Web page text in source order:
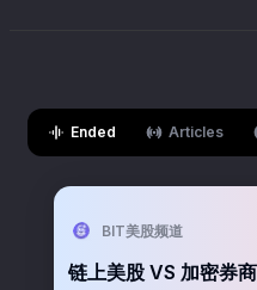
Ended Articles
BIT美股频道
链上美股 VS 加密券